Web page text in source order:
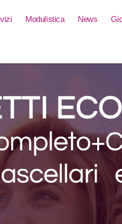
Modulistica News